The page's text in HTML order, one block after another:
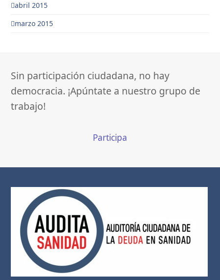
abril 2015
marzo 2015
Sin participación ciudadana, no hay
democracia. ¡Apúntate a nuestro grupo de
trabajo!
Participa